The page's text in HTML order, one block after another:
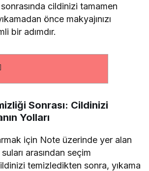
cildinizi tamamen
önce makyajınızı
bir adımdır.
Sonrası: Cildinizi
Yolları
için Note üzerinde yer alan
arasından seçim
temizledikten sonra, yıkama